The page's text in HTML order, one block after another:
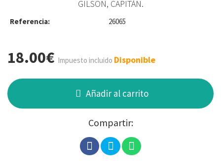
GILSON, CAPITÁN.
Referencia: 26065
18.00€ Impuesto incluido Disponible
Añadir al carrito
Compartir: